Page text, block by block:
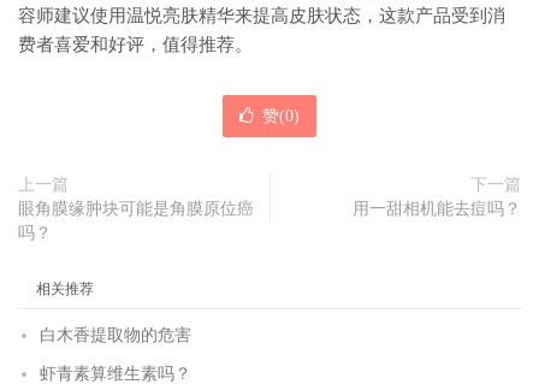
容师建议使用温悦亮肤精华来提高皮肤状态，这款产品受到消
费者喜爱和好评，值得推荐。
赞(0)
上一篇
眼角膜缘肿块可能是角膜原位癌
吗？
下一篇
用一甜相机能去痘吗？
相关推荐
白木香提取物的危害
虾青素算维生素吗？